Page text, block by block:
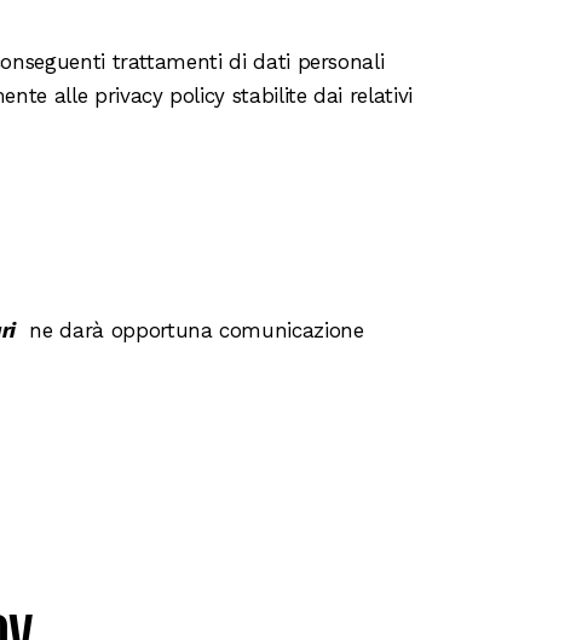
trattamenti di dati personali
alle privacy policy stabilite dai relativi
ne darà opportuna comunicazione